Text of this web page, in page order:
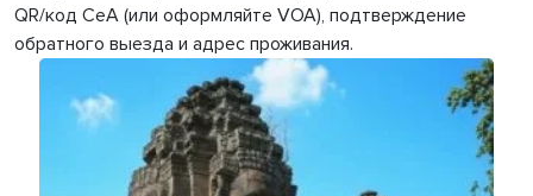
QR/код CeA (или оформляйте VOA), подтверждение
обратного выезда и адрес проживания.